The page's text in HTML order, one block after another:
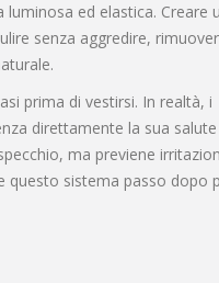
ed elastica. Creare
senza aggredire,
prima di vestirsi. In realtà, i
direttamente la sua
ma previene
questo sistema passo dopo